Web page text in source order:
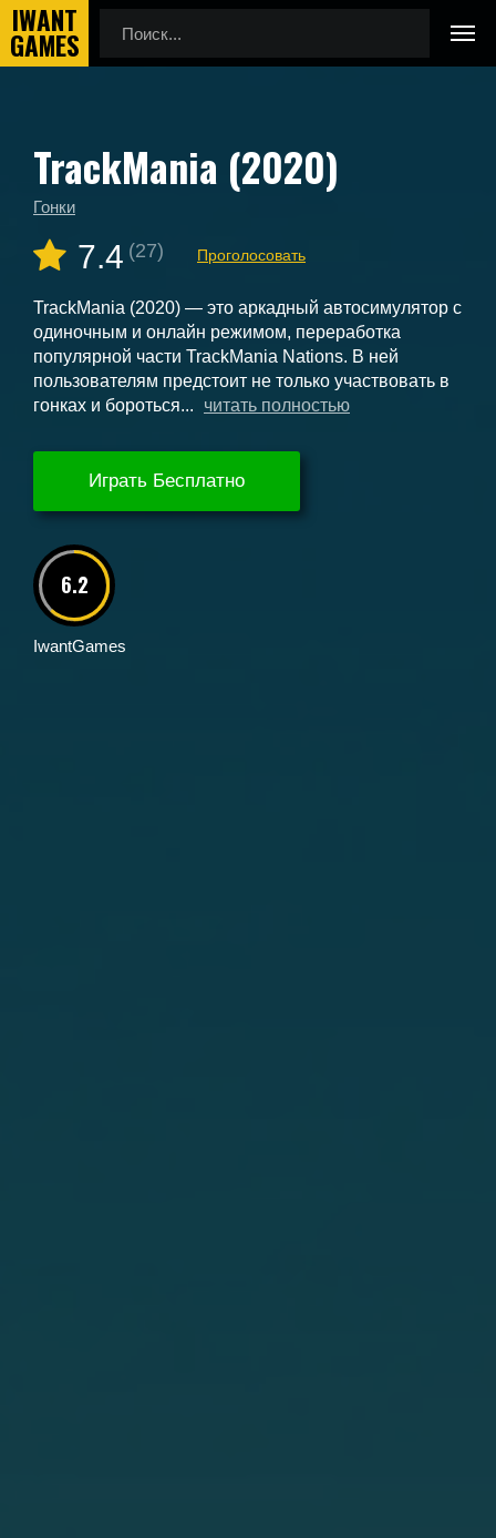
Главная
Новые игры
TrackMania (2020)
TrackMania (2020)
Гонки
7.4 (27) Проголосовать
TrackMania (2020) — это аркадный автосимулятор с
одиночным и онлайн режимом, переработка
популярной части TrackMania Nations. В ней
пользователям предстоит не только участвовать в
гонках и бороться...
читать полностью
Играть Бесплатно
6.2
IwantGames